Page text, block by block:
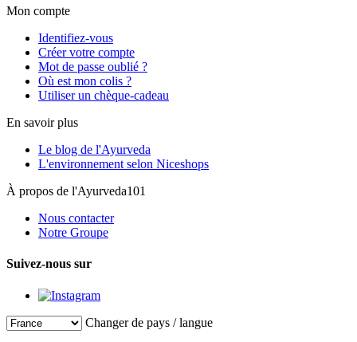
Mon compte
Identifiez-vous
Créer votre compte
Mot de passe oublié ?
Où est mon colis ?
Utiliser un chèque-cadeau
En savoir plus
Le blog de l'Ayurveda
L'environnement selon Niceshops
À propos de l'Ayurveda101
Nous contacter
Notre Groupe
Suivez-nous sur
Changer de pays / langue